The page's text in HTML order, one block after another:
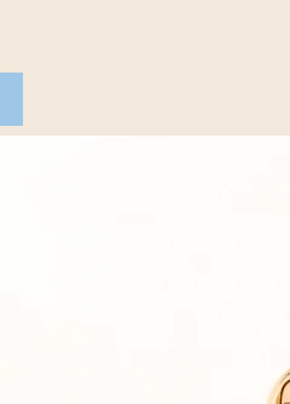
Kliniken für Kinder & Jugendlichen